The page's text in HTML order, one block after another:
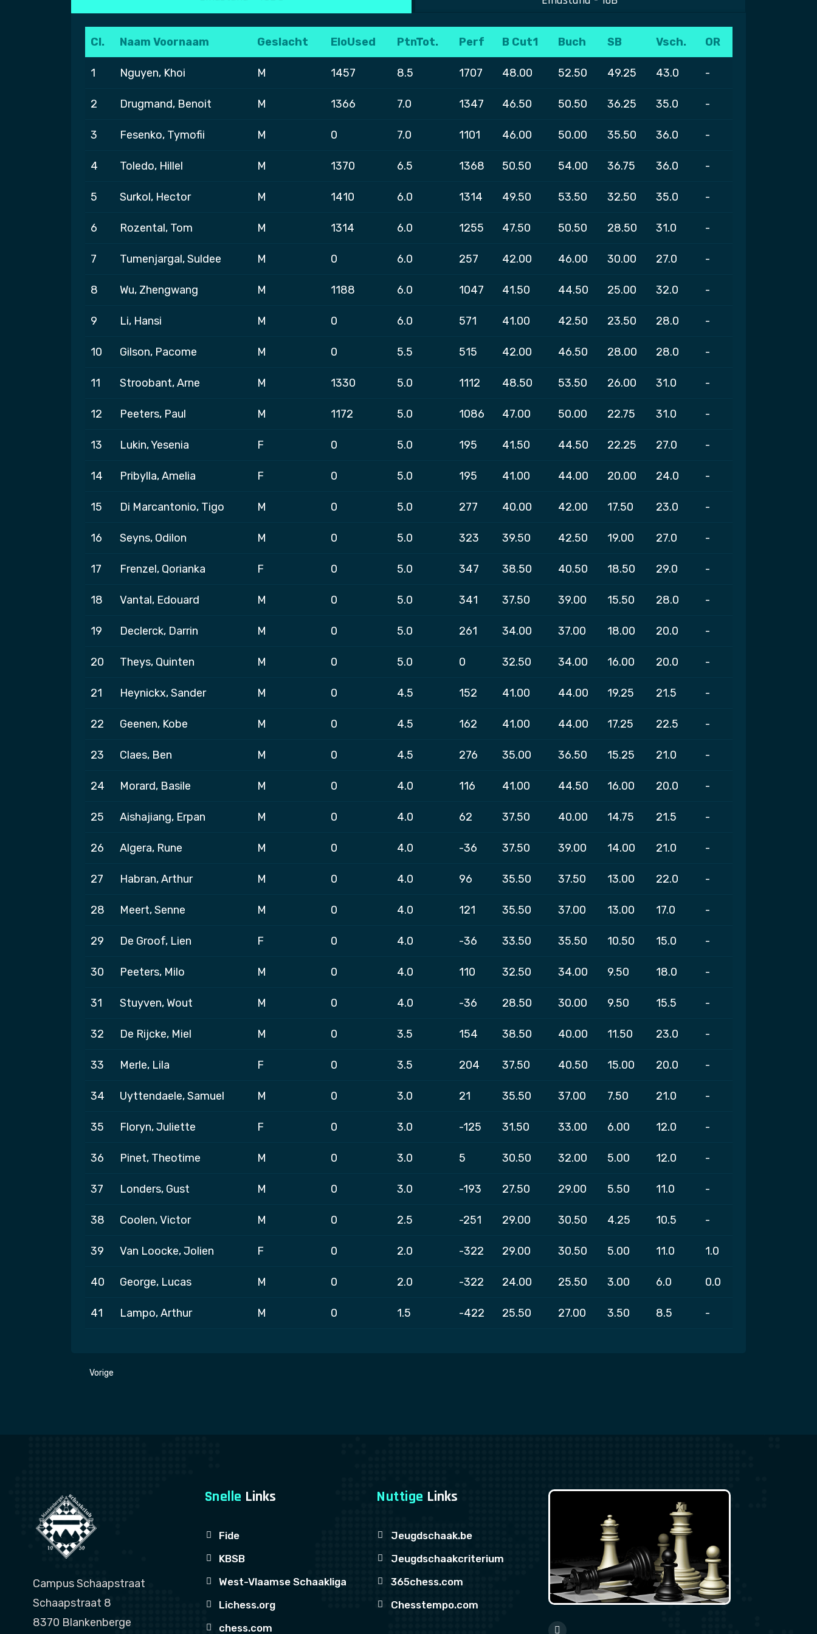
Cl. Naam Voornaam Geslacht EloUsed PtnTot. Perf B Cut1 Buch SB Vsch. OR
1 Nguyen, Khoi M 1457 8.5 1707 48.00 52.50 49.25 43.0 -
2 Drugmand, Benoit M 1366 7.0 1347 46.50 50.50 36.25 35.0 -
3 Fesenko, Tymofii M 0 7.0 1101 46.00 50.00 35.50 36.0 -
4 Toledo, Hillel M 1370 6.5 1368 50.50 54.00 36.75 36.0 -
5 Surkol, Hector M 1410 6.0 1314 49.50 53.50 32.50 35.0 -
6 Rozental, Tom M 1314 6.0 1255 47.50 50.50 28.50 31.0 -
7 Tumenjargal, Suldee M 0 6.0 257 42.00 46.00 30.00 27.0 -
8 Wu, Zhengwang M 1188 6.0 1047 41.50 44.50 25.00 32.0 -
9 Li, Hansi M 0 6.0 571 41.00 42.50 23.50 28.0 -
10 Gilson, Pacome M 0 5.5 515 42.00 46.50 28.00 28.0 -
11 Stroobant, Arne M 1330 5.0 1112 48.50 53.50 26.00 31.0 -
12 Peeters, Paul M 1172 5.0 1086 47.00 50.00 22.75 31.0 -
13 Lukin, Yesenia F 0 5.0 195 41.50 44.50 22.25 27.0 -
14 Pribylla, Amelia F 0 5.0 195 41.00 44.00 20.00 24.0 -
15 Di Marcantonio, Tigo M 0 5.0 277 40.00 42.00 17.50 23.0 -
16 Seyns, Odilon M 0 5.0 323 39.50 42.50 19.00 27.0 -
17 Frenzel, Qorianka F 0 5.0 347 38.50 40.50 18.50 29.0 -
18 Vantal, Edouard M 0 5.0 341 37.50 39.00 15.50 28.0 -
19 Declerck, Darrin M 0 5.0 261 34.00 37.00 18.00 20.0 -
20 Theys, Quinten M 0 5.0 0 32.50 34.00 16.00 20.0 -
21 Heynickx, Sander M 0 4.5 152 41.00 44.00 19.25 21.5 -
22 Geenen, Kobe M 0 4.5 162 41.00 44.00 17.25 22.5 -
23 Claes, Ben M 0 4.5 276 35.00 36.50 15.25 21.0 -
24 Morard, Basile M 0 4.0 116 41.00 44.50 16.00 20.0 -
25 Aishajiang, Erpan M 0 4.0 62 37.50 40.00 14.75 21.5 -
26 Algera, Rune M 0 4.0 -36 37.50 39.00 14.00 21.0 -
27 Habran, Arthur M 0 4.0 96 35.50 37.50 13.00 22.0 -
28 Meert, Senne M 0 4.0 121 35.50 37.00 13.00 17.0 -
29 De Groof, Lien F 0 4.0 -36 33.50 35.50 10.50 15.0 -
30 Peeters, Milo M 0 4.0 110 32.50 34.00 9.50 18.0 -
31 Stuyven, Wout M 0 4.0 -36 28.50 30.00 9.50 15.5 -
32 De Rijcke, Miel M 0 3.5 154 38.50 40.00 11.50 23.0 -
33 Merle, Lila F 0 3.5 204 37.50 40.50 15.00 20.0 -
34 Uyttendaele, Samuel M 0 3.0 21 35.50 37.00 7.50 21.0 -
35 Floryn, Juliette F 0 3.0 -125 31.50 33.00 6.00 12.0 -
36 Pinet, Theotime M 0 3.0 5 30.50 32.00 5.00 12.0 -
37 Londers, Gust M 0 3.0 -193 27.50 29.00 5.50 11.0 -
38 Coolen, Victor M 0 2.5 -251 29.00 30.50 4.25 10.5 -
39 Van Loocke, Jolien F 0 2.0 -322 29.00 30.50 5.00 11.0 1.0
40 George, Lucas M 0 2.0 -322 24.00 25.50 3.00 6.0 0.0
41 Lampo, Arthur M 0 1.5 -422 25.50 27.00 3.50 8.5 -
Vorig artikel: BJK 2023
Vorige
Campus Schaapstraat
Schaapstraat 8
8370 Blankenberge
Snelle Links
Fide
KBSB
West-Vlaamse Schaakliga
Lichess.org
chess.com
Nuttige Links
Jeugdschaak.be
Jeugdschaakcriterium
365chess.com
Chesstempo.com